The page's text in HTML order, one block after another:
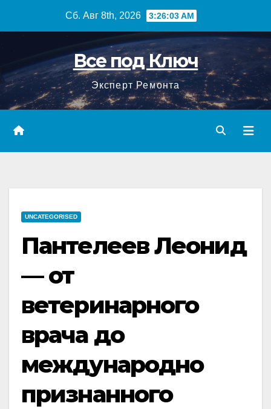
Сб. Авг 8th, 2026 3:26:05 AM
Все под Ключ
Эксперт Ремонта
UNCATEGORISED
Пантелеев Леонид
— от
ветеринарного
врача до
международно
признанного